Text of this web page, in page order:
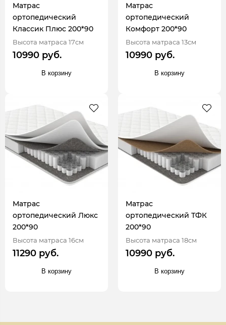
Матрас
ортопедический
Классик Плюс 200*90
Высота матраса 17см
10990 руб.
В корзину
Матрас
ортопедический
Комфорт 200*90
Высота матраса 13см
10990 руб.
В корзину
Матрас
ортопедический Люкс
200*90
Высота матраса 16см
11290 руб.
В корзину
Матрас
ортопедический ТФК
200*90
Высота матраса 18см
10990 руб.
В корзину